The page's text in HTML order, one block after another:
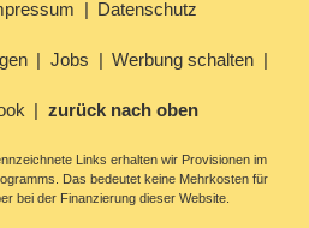
Datenschutz
Jobs Werbung schalten
zurück nach oben
Links erhalten wir Provisionen im
Das bedeutet keine Mehrkosten für
bei der Finanzierung dieser Website.